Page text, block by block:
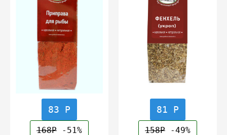
83 Р
168Р -51%
81 Р
158Р -49%